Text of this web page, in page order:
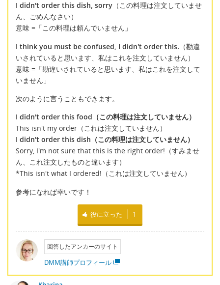
I didn't order this dish, sorry （この料理は注文していませ
ん、ごめんなさい）
意味 =「この料理は頼んでいません」
I think you must be confused, I didn't order this. （勘違
いされていると思います、私はこれを注文していません）
意味 =「勘違いされていると思います、私はこれを注文して
いません」
次のように言うこともできます。
I didn't order this food（この料理は注文していません）
This isn't my order（これは注文していません）
I didn't order this dish（この料理は注文していません）
Sorry, I'm not sure that this is the right order!（すみませ
ん、これ注文したものと違います）
*This isn't what I ordered!（これは注文していません）
参考になれば幸いです！
役に立った 1
回答したアンカーのサイト
DMM講師プロフィール